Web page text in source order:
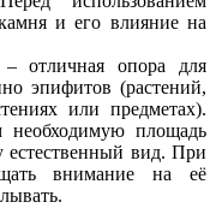
и его влияние на
отличная опора для
эпифитов (растений,
или предметах).
необходимую площадь
естественный вид. При
внимание на её